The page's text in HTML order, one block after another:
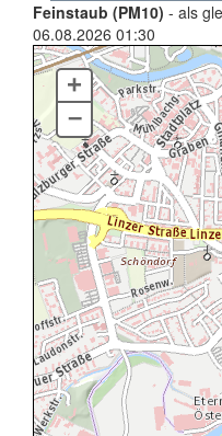
Feinstaub (PM10) - als
06.08.2026 01:30
+
–